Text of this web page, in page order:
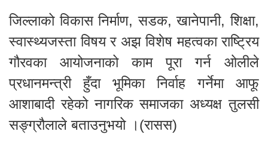
जिल्लाको विकास निर्माण, सडक, खानेपानी, शिक्षा,
स्वास्थ्यजस्ता विषय र अझ विशेष महत्वका राष्ट्रिय
गौरवका आयोजनाको काम पूरा गर्न ओलीले
प्रधानमन्त्री हुँदा भूमिका निर्वाह गर्नेमा आफू
आशाबादी रहेको नागरिक समाजका अध्यक्ष तुलसी
सङ्ग्रौलाले बताउनुभयो ।(रासस)